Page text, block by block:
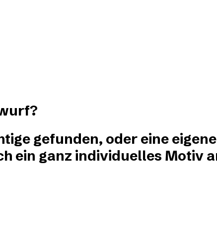
gefunden, oder eine
ein ganz individuelles Motiv